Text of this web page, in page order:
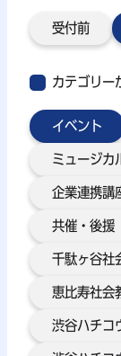
受付前
カテゴリー
イベント
ミュージカ
企業連携講
共催・後援
千駄ヶ谷社
恵比寿社会
渋谷ハチコ